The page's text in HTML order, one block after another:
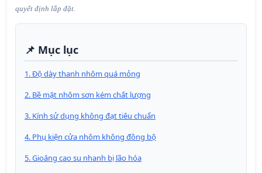
quyết định lắp đặt.
📌 Mục lục
1. Độ dày thanh nhôm quá mỏng
2. Bề mặt nhôm sơn kém chất lượng
3. Kính sử dụng không đạt tiêu chuẩn
4. Phụ kiện cửa nhôm không đồng bộ
5. Gioăng cao su nhanh bị lão hóa